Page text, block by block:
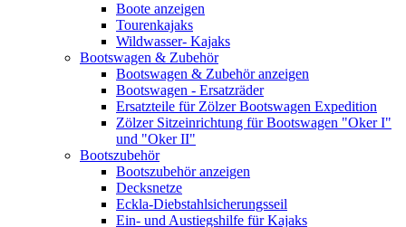
Boote anzeigen
Tourenkajaks
Wildwasser- Kajaks
Bootswagen & Zubehör
Bootswagen & Zubehör anzeigen
Bootswagen - Ersatzräder
Ersatzteile für Zölzer Bootswagen Expedition
Zölzer Sitzeinrichtung für Bootswagen "Oker I"
und "Oker II"
Bootszubehör
Bootszubehör anzeigen
Decksnetze
Eckla-Diebstahlsicherungsseil
Ein- und Austiegshilfe für Kajaks